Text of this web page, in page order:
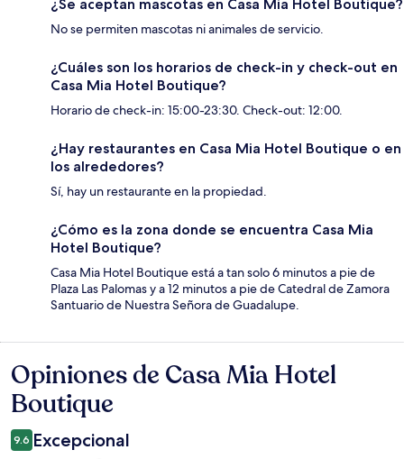
¿Se aceptan mascotas en Casa Mia Hotel Boutique?
No se permiten mascotas ni animales de servicio.
¿Cuáles son los horarios de check-in y check-out en
Casa Mia Hotel Boutique?
Horario de check-in: 15:00-23:30. Check-out: 12:00.
¿Hay restaurantes en Casa Mia Hotel Boutique o en
los alrededores?
Sí, hay un restaurante en la propiedad.
¿Cómo es la zona donde se encuentra Casa Mia
Hotel Boutique?
Casa Mia Hotel Boutique está a tan solo 6 minutos a pie de
Plaza Las Palomas y a 12 minutos a pie de Catedral de Zamora
Santuario de Nuestra Señora de Guadalupe.
Opiniones
Opiniones de Casa Mia Hotel
Boutique
9.6 Excepcional